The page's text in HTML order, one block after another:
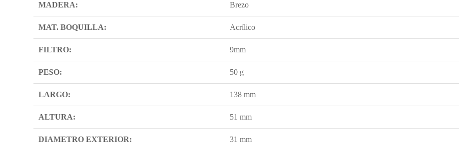
MADERA: Brezo
MAT. BOQUILLA: Acrílico
FILTRO: 9mm
PESO: 50 g
LARGO: 138 mm
ALTURA: 51 mm
DIAMETRO EXTERIOR: 31 mm